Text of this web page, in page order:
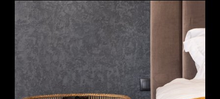
CON
REALIDAD
AUMENTADA:
EXPLORA
Y
MODIFICA
TUS
ESPACIOS